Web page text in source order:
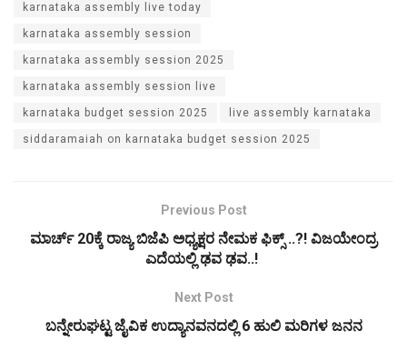
karnataka assembly live today
karnataka assembly session
karnataka assembly session 2025
karnataka assembly session live
karnataka budget session 2025 live assembly karnataka
siddaramaiah on karnataka budget session 2025
Previous Post
ಮಾರ್ಚ್ 20ಕ್ಕೆ ರಾಜ್ಯ ಬಿಜೆಪಿ ಅಧ್ಯಕ್ಷರ ನೇಮಕ ಫಿಕ್ಸ್ ..?! ವಿಜಯೇಂದ್ರ
ಎದೆಯಲ್ಲಿ ಢವ ಢವ..!
Next Post
ಬನ್ನೇರುಘಟ್ಟ ಜೈವಿಕ ಉದ್ಯಾನವನದಲ್ಲಿ 6 ಹುಲಿ ಮರಿಗಳ ಜನನ